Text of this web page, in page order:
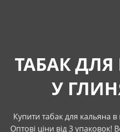
ТАБАК
У
Купити табак для кальяна в
Оптові ціни від 3 упаковок!